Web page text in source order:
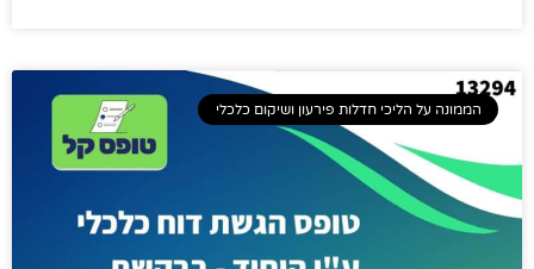
הממונה על הליכי חדלות פירעון ושיקום כלכלי